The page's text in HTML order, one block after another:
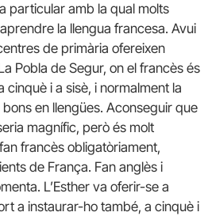
particular amb la qual molts
la llengua francesa. Avui
de primària ofereixen
Pobla de Segur, on el francès és
cinquè i a sisè, i normalment la
en llengües. Aconseguir que
magnífic, però és molt
francès obligatòriament,
de França. Fan anglès i
L’Esther va oferir-se a
a instaurar-ho també, a cinquè i